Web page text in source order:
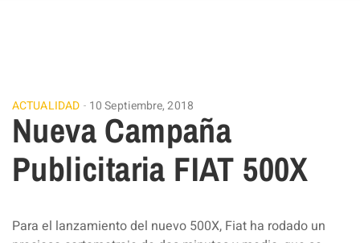
ACTUALIDAD 10 Septiembre, 2018
Nueva Campaña
Publicitaria FIAT 500X
Para el lanzamiento del nuevo 500X, Fiat ha rodado un